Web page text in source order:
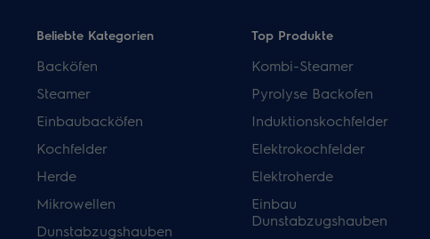
Beliebte Kategorien
Backöfen
Steamer
Einbaubacköfen
Kochfelder
Herde
Mikrowellen
Dunstabzugshauben
Top Produkte
Kombi-Steamer
Pyrolyse Backofen
Induktionskochfelder
Elektrokochfelder
Elektroherde
Einbau
Dunstabzugshauben